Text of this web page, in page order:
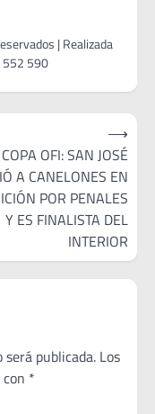
COPA OFI: SAN JOSÉ
A CANELONES EN
POR PENALES
Y ES FINALISTA DEL
INTERIOR
⟶
publicada. Los
*